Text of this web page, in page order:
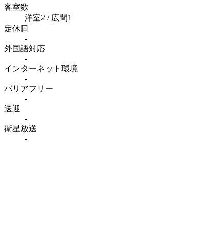
客室数
洋室2 / 広間1
定休日
-
外国語対応
-
インターネット 環境
-
バリアフリー
-
送迎
-
衛星放送
-